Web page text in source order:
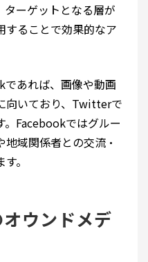
ターゲットとなる層が
することで効果的なア
あれば、画像や動画
向いており、Twitterで
。Facebookではグルー
域関係者との交流・
。
ウンドメデ